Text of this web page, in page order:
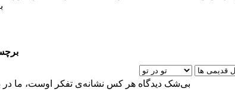
بی‌شک دیدگاه هر کس نشانه‌ی تفکر اوست، ما در